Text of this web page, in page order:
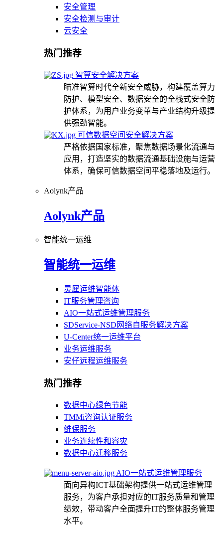
安全管理
安全检测与审计
云安全
热门推荐
智算安全解决方案
瞄准智算时代全新安全威胁，构建覆盖算力
防护、模型安全、数据安全的全栈式安全防
护体系，为用户业务变革与产业结构升级提
供强劲智能。
可信数据空间安全解决方案
严格依据国家标准，聚焦数据场景化流通与
应用，打造坚实的数据流通基础设施与运营
体系，确保可信数据空间平稳落地及运行。
Aolynk产品
Aolynk产品
智能统一运维
智能统一运维
灵犀运维智能体
IT服务管理咨询
AIO一站式运维管理服务
SDService-NSD网络自服务解决方案
U-Center统一运维平台
业务运维服务
安仔远程运维服务
热门推荐
数据中心绿色节能
TMMi咨询认证服务
维保服务
业务连续性和容灾
数据中心迁移服务
AIO一站式运维管理服务
面向异构ICT基础架构提供一站式运维管理
服务，为客户承担对应的IT服务质量和管理
绩效，带动客户全面提升IT的整体服务管理
水平。